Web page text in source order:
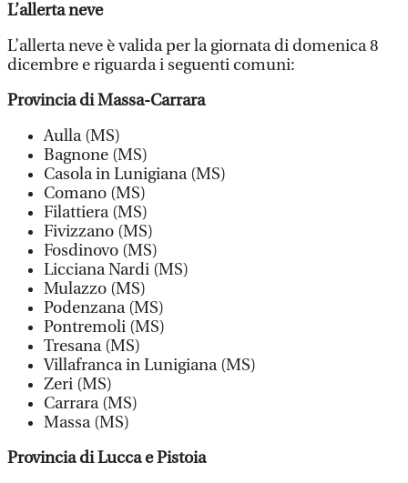
L’allerta neve
L’allerta neve è valida per la giornata di domenica 8
dicembre e riguarda i seguenti comuni:
Provincia di Massa-Carrara
Aulla (MS)
Bagnone (MS)
Casola in Lunigiana (MS)
Comano (MS)
Filattiera (MS)
Fivizzano (MS)
Fosdinovo (MS)
Licciana Nardi (MS)
Mulazzo (MS)
Podenzana (MS)
Pontremoli (MS)
Tresana (MS)
Villafranca in Lunigiana (MS)
Zeri (MS)
Carrara (MS)
Massa (MS)
Provincia di Lucca e Pistoia